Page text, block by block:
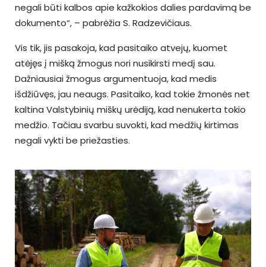
negali būti kalbos apie kažkokios dalies pardavimą be
dokumento“, – pabrėžia S. Radzevičiaus.
Vis tik, jis pasakoja, kad pasitaiko atvejų, kuomet
atėjęs į mišką žmogus nori nusikirsti medį sau.
Dažniausiai žmogus argumentuoja, kad medis
išdžiūvęs, jau neaugs. Pasitaiko, kad tokie žmonės net
kaltina Valstybinių miškų urėdiją, kad nenukerta tokio
medžio. Tačiau svarbu suvokti, kad medžių kirtimas
negali vykti be priežasties.